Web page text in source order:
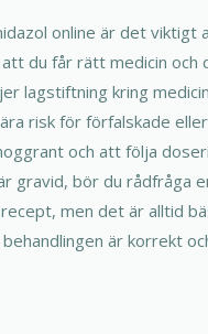
online är det
du får rätt medicin
lagstiftning kring
risk för förfalskade
och att följa
gravid, bör du rådfråga
men det är alltid
är korrekt